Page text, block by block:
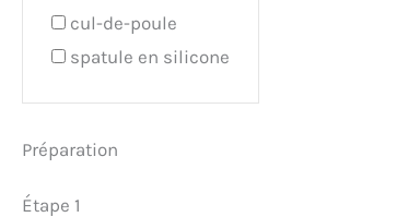
cul-de-poule
spatule en silicone
Préparation
Étape 1